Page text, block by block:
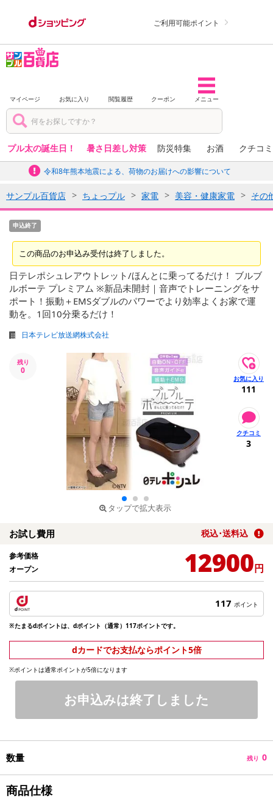
ご利用可能ポイント
マイページ お気に入り 閲覧履歴 クーポン メニュー
プル太の誕生日！ 暑さ日差し対策 防災特集 お酒 クチコ
令和8年熊本地震による、荷物のお届けへの影響について
サンプル百貨店 ちょっプル 家電 美容・健康家電 その
申込終了
この商品のお申込み受付は終了しました。
日テレポシュレアウトレット/ほんとに乗ってるだけ！ ブルブ
ルボーテ プレミアム ※新品未開封｜音声でトレーニングをサ
ポート！振動＋EMSダブルのパワーでより効率よくお家で運
動を。1回10分乗るだけ！
日本テレビ放送網株式会社
残り
0
タップで拡大表示
111
3
お試し費用 税込･送料込
参考価格
オープン
12900円
117 ポイント
※たまるdポイントは、dポイント（通常）117ポイントです。
dカードでお支払ならポイント5倍
※ポイントは通常ポイントが5倍になります
お申込みは終了しました
数量 残り 0
商品仕様